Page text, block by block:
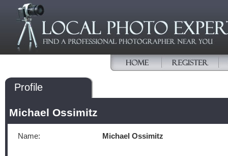
Profile
Michael Ossimitz
Name: Michael Ossimitz